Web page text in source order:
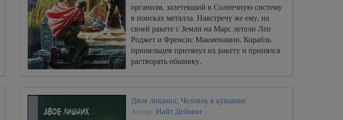
организм, залетевший в Солнечную систему
в поисках металла. Навстречу же ему, на
своей ракете с Земли на Марс летели Лео
Роджет и Френсис Макменамин. Корабль
пришельцев притянул их ракету и принялся
растворять обшивку.
Двое лишних; Человек в кувшине
Автор: Найт Деймон